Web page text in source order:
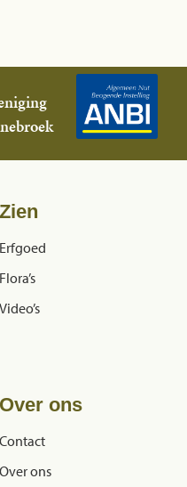
Zien
Erfgoed
Flora’s
Video’s
Over ons
Contact
Over ons